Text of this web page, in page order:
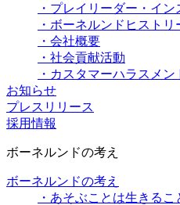
・プレイリーダー・イ
・ボーネルンドヒストリ
・会社概要
・社会貢献活動
・カスタマーハラスメ
お知らせ
プレスリリース
採用情報
ボーネルンドの考え
ボーネルンドの考え
・あそぶことは生きるこ